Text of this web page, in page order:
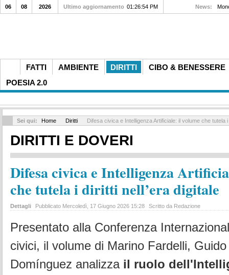
FATTI AMBIENTE DIRITTI
CIBO & BENESSERE
POESIA 2.0
06 08 2026 Ultimo aggiornamento 01:26:54 PM News:
Sei qui: Home Diritti Difesa civica e Intelligenza Artificiale: il volume che tutela i
DIRITTI E DOVERI
Difesa civica e Intelligenza
che tutela i diritti nell’era digitale
Dettagli Pubblicato Mercoledì, 17 Giugno 2026 15:28 Scritto da Redazione
Presentato alla Conferenza
civici, il volume di Marino Fardelli,
Domínguez analizzail ruolo